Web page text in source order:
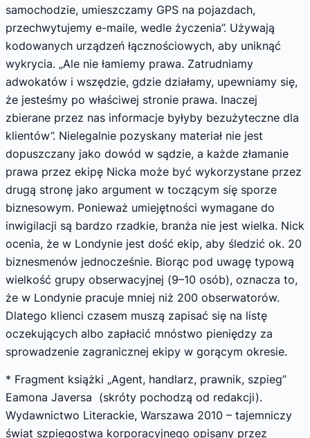
samochodzie, umieszczamy GPS na pojazdach,
przechwytujemy e-maile, wedle życzenia”. Używają
kodowanych urządzeń łącznościowych, aby uniknąć
wykrycia. „Ale nie łamiemy prawa. Zatrudniamy
adwokatów i wszędzie, gdzie działamy, upewniamy się,
że jesteśmy po właściwej stronie prawa. Inaczej
zbierane przez nas informacje byłyby bezużyteczne dla
klientów”. Nielegalnie pozyskany materiał nie jest
dopuszczany jako dowód w sądzie, a każde złamanie
prawa przez ekipę Nicka może być wykorzystane przez
drugą stronę jako argument w toczącym się sporze
biznesowym. Ponieważ umiejętności wymagane do
inwigilacji są bardzo rzadkie, branża nie jest wielka. Nick
ocenia, że w Londynie jest dość ekip, aby śledzić ok. 20
biznesmenów jednocześnie. Biorąc pod uwagę typową
wielkość grupy obserwacyjnej (9–10 osób), oznacza to,
że w Londynie pracuje mniej niż 200 obserwatorów.
Dlatego klienci czasem muszą zapisać się na listę
oczekujących albo zapłacić mnóstwo pieniędzy za
sprowadzenie zagranicznej ekipy w gorącym okresie.
* Fragment książki „Agent, handlarz, prawnik, szpieg”
Eamona Javersa (skróty pochodzą od redakcji).
Wydawnictwo Literackie, Warszawa 2010 – tajemniczy
świat szpiegostwa korporacyjnego opisany przez